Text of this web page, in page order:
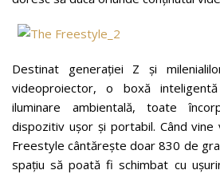
Destinat generației Z și
videoproiector, o boxă
iluminare ambientală, toate
dispozitiv ușor și portabil. Când
Freestyle cântărește doar 830 de
spațiu să poată fi schimbat cu